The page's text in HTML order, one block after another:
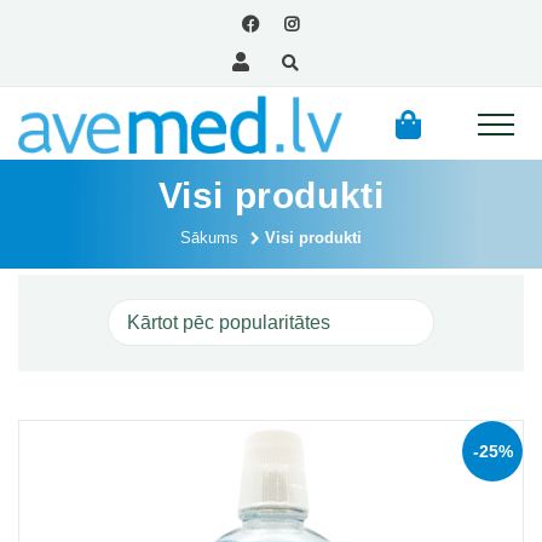
Visi produkti
Sākums Visi produkti
-25%
Skatīt